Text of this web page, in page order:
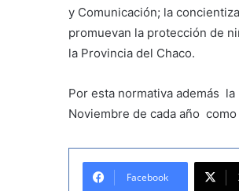
y Comunicación; la
promuevan la protección de
la Provincia del Chaco.
Por esta normativa además
Noviembre de cada año como
Facebook